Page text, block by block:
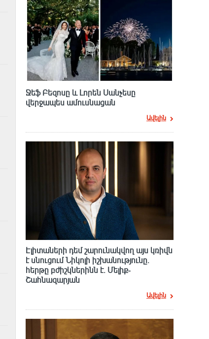
Ջեֆ Բեզոսը և Լորեն Սանչեսը
վերջապես ամուսնացան
Ավելին
Էլիտաների դեմ շարունակվող այս կռիվն
է սնուցում Նիկոլի իշխանությունը.
հերթը բժիշկներինն է. Մելիք-
Շահնազարյան
Ավելին